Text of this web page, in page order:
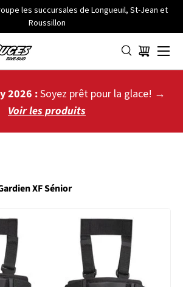
les succursales de Longueuil, St-Jean et
Roussillon
Panier
Menu
2026 :Soyez prêt pour la glace! →
Voir les produits
XF Sénior
INFORMATIONS PRODUITS